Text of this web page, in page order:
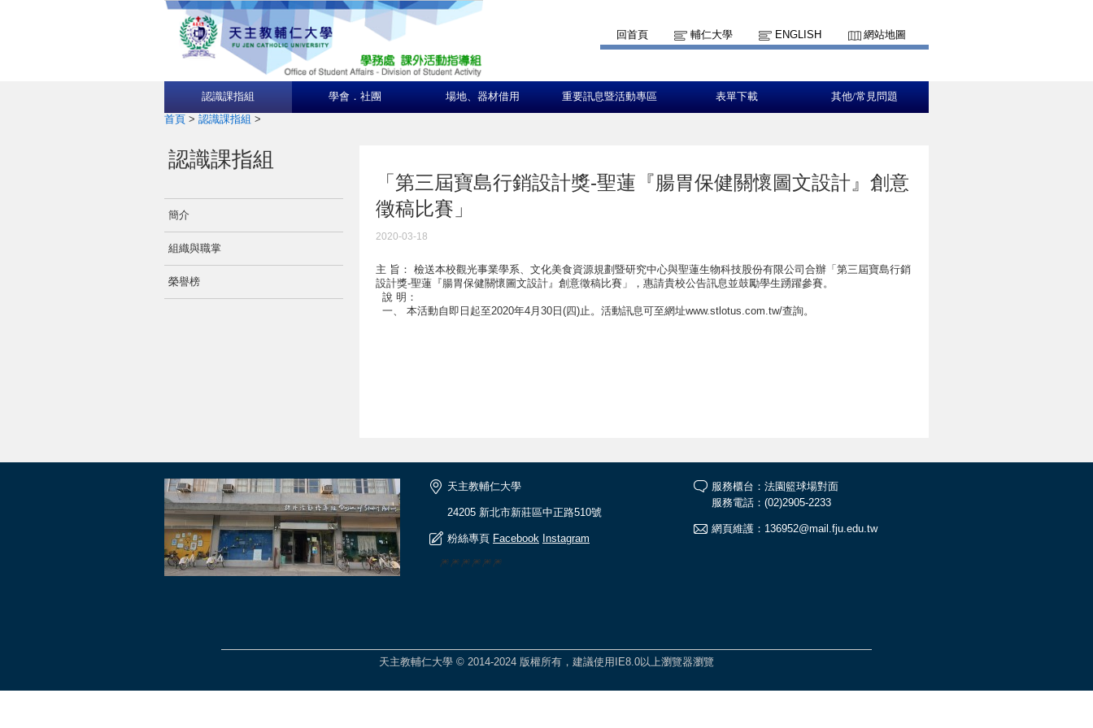
回首頁 輔仁大學 ENGLISH 網站地圖
認識課指組 學會．社團 場地、器材借用 重要訊息暨活動專區 表單下載 其他/常見問題
首頁 > 認識課指組 >
認識課指組
簡介
組織與職掌
榮譽榜
「第三屆寶島行銷設計獎-聖蓮『腸胃保健關懷圖文設計』創意
徵稿比賽」
2020-03-18
主 旨： 檢送本校觀光事業學系、文化美食資源規劃暨研究中心與聖蓮生物科技股份有限公司合辦「第三屆寶島行銷
設計獎-聖蓮『腸胃保健關懷圖文設計』創意徵稿比賽」，惠請貴校公告訊息並鼓勵學生踴躍參賽。
說 明：
一、 本活動自即日起至2020年4月30日(四)止。活動訊息可至網址www.stlotus.com.tw/查詢。
天主教輔仁大學
24205 新北市新莊區中正路510號
粉絲專頁 Facebook Instagram
🎆🎆🎆🎆🎆🎆
服務櫃台：法園籃球場對面
服務電話：(02)2905-2233
網頁維護：136952@mail.fju.edu.tw
天主教輔仁大學 © 2014-2024 版權所有，建議使用IE8.0以上瀏覽器瀏覽